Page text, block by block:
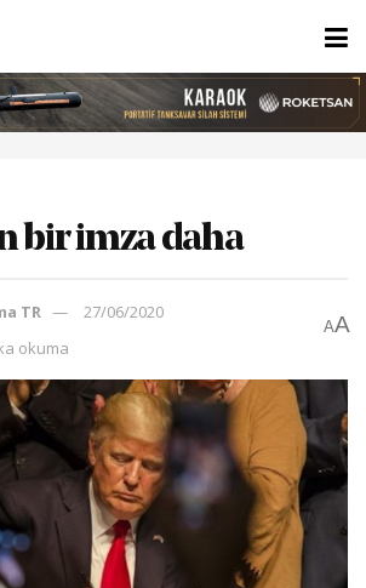
bir imza daha
TR
27/06/2020
okuma
AA